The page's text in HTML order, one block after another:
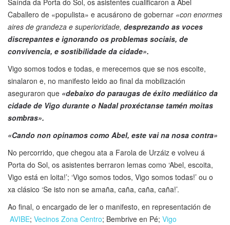
Saínda da Porta do Sol, os asistentes cualificaron a Abel
Caballero de «populista» e acusárono de gobernar «con enormes
aires de grandeza e superioridade, desprezando as voces
discrepantes e ignorando os problemas sociais, de
convivencia, e sostibilidade da cidade».
Vigo somos todos e todas, e merecemos que se nos escoite,
sinalaron e, no manifesto leido ao final da mobilización
aseguraron que «debaixo do paraugas de éxito mediático da
cidade de Vigo durante o Nadal proxéctanse tamén moitas
sombras».
«Cando non opinamos como Abel, este vai na nosa contra»
No percorrido, que chegou ata a Farola de Urzáiz e volveu á
Porta do Sol, os asistentes berraron lemas como ‘Abel, escoita,
Vigo está en loita!’; ‘Vigo somos todos, Vigo somos todas!’ ou o
xa clásico ‘Se isto non se amaña, caña, caña, caña!’.
Ao final, o encargado de ler o manifesto, en representación de
AVIBE; Vecinos Zona Centro; Bembrive en Pé; Vigo